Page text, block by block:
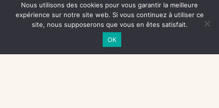
NOS SOUTIENS
CENTRE NATIONAL DU LIVRE
Nous utilisons des cookies pour vous garantir la meilleure
expérience sur notre site web. Si vous continuez à utiliser ce
site, nous supposerons que vous en êtes satisfait.
OK